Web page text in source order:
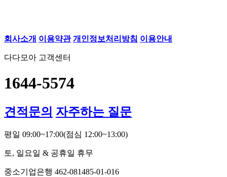
회사소개 이용약관 개인정보처리방침 이용안내
다다모아 고객센터
1644-5574
견적문의 자주하는 질문
평일 09:00~17:00(점심 12:00~13:00)
토, 일요일 & 공휴일 휴무
중소기업은행 462-081485-01-016